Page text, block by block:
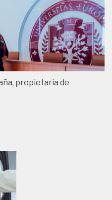
propietaria de